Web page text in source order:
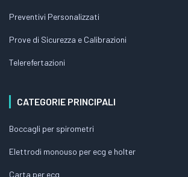
Preventivi Personalizzati
Prove di Sicurezza e Calibrazioni
Telerefertazioni
CATEGORIE PRINCIPALI
Boccagli per spirometri
Elettrodi monouso per ecg e holter
Carta per ecg